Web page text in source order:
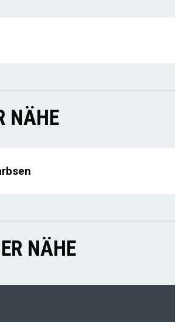
NÄHE
NÄHE